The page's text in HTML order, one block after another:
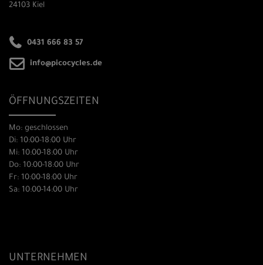
24103 Kiel
0431 666 83 57
info@picocycles.de
ÖFFNUNGSZEITEN
Mo: geschlossen
Di: 10:00-18:00 Uhr
Mi: 10:00-18:00 Uhr
Do: 10:00-18:00 Uhr
Fr: 10:00-18:00 Uhr
Sa: 10:00-14:00 Uhr
UNTERNEHMEN